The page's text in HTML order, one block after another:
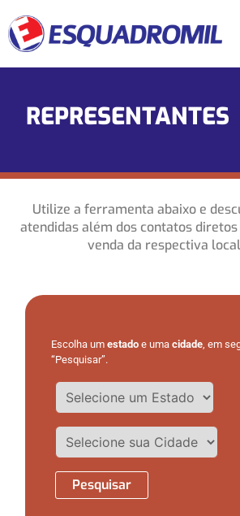
REPRESENTANTES
Utilize a ferramenta abaixo e
atendidas além dos contatos diretos
venda da respectiva
Escolha um estadoe uma cidade, em
“Pesquisar”.
Pesquisar